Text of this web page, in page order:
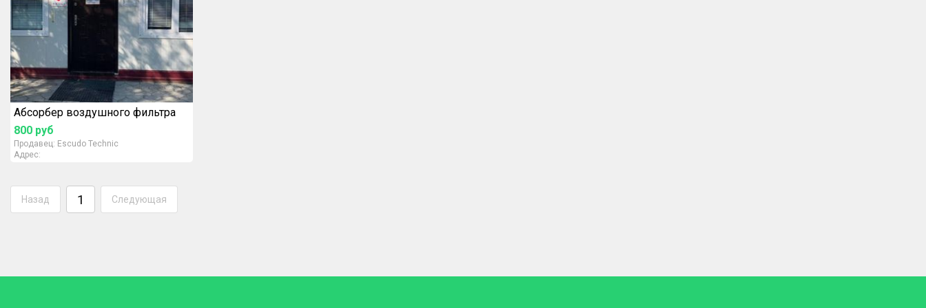
Абсорбер воздушного фильтра
800 руб
Продавец: Escudo Technic
Адрес:
Назад 1 Следующая